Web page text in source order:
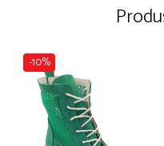
-10%